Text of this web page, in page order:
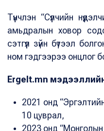
Түүнчлэн “Сүүлчийн
амьдралын ховор
сэтгүүл зүйн бүтээл
ном гэдгээрээ онцлог
Ergelt.mn мэдээллийн
2021 онд
10 цуврал,
2023 онд